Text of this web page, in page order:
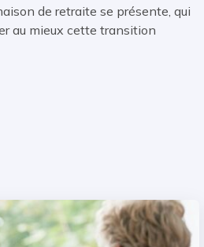
de retraite se présente, qui
au mieux cette transition